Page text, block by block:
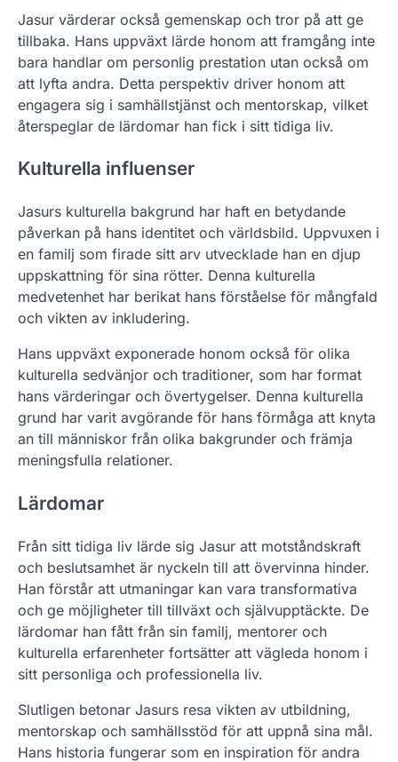
Jasur värderar också gemenskap och tror på att ge
tillbaka. Hans uppväxt lärde honom att framgång inte
bara handlar om personlig prestation utan också om
att lyfta andra. Detta perspektiv driver honom att
engagera sig i samhällstjänst och mentorskap, vilket
återspeglar de lärdomar han fick i sitt tidiga liv.
Kulturella influenser
Jasurs kulturella bakgrund har haft en betydande
påverkan på hans identitet och världsbild. Uppvuxen i
en familj som firade sitt arv utvecklade han en djup
uppskattning för sina rötter. Denna kulturella
medvetenhet har berikat hans förståelse för mångfald
och vikten av inkludering.
Hans uppväxt exponerade honom också för olika
kulturella sedvänjor och traditioner, som har format
hans värderingar och övertygelser. Denna kulturella
grund har varit avgörande för hans förmåga att knyta
an till människor från olika bakgrunder och främja
meningsfulla relationer.
Lärdomar
Från sitt tidiga liv lärde sig Jasur att motståndskraft
och beslutsamhet är nyckeln till att övervinna hinder.
Han förstår att utmaningar kan vara transformativa
och ge möjligheter till tillväxt och självupptäckte. De
lärdomar han fått från sin familj, mentorer och
kulturella erfarenheter fortsätter att vägleda honom i
sitt personliga och professionella liv.
Slutligen betonar Jasurs resa vikten av utbildning,
mentorskap och samhällsstöd för att uppnå sina mål.
Hans historia fungerar som en inspiration för andra